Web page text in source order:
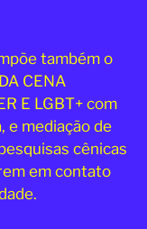
também o
CENA
E LGBT+ com
e mediação de
cênicas
em contato